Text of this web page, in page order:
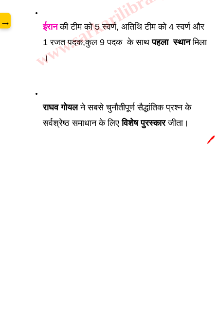
ईरान की टीम को 5 स्वर्ण, अतिथि टीम को 4 स्वर्ण और
1 रजत पदक,कुल 9 पदक  के साथ पहला  स्थान मिला
।
राघव गोयल ने सबसे चुनौतीपूर्ण सैद्धांतिक प्रश्न के
सर्वश्रेष्ठ समाधान के लिए विशेष पुरस्कार जीता।
www.sarkarilibrary.in
→
🖊️